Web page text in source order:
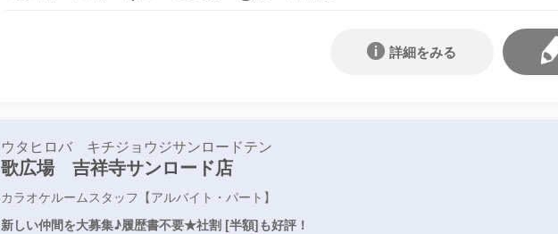
詳細をみる
ウタヒロバ キチジョウジサンロードテン
歌広場 吉祥寺サンロード店
カラオケルームスタッフ【アルバイト・パート】
新しい仲間を大募集♪履歴書不要★社割 [半額]も好評！